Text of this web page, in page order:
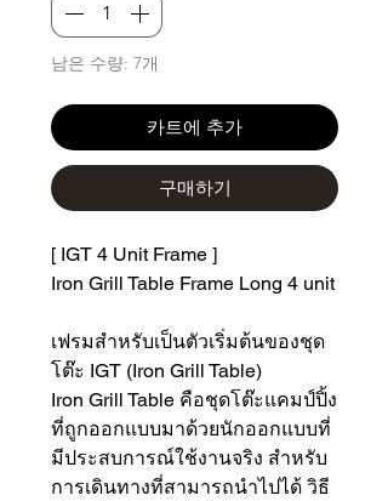
남은 수량: 7개
카트에 추가
구매하기
[ IGT 4 Unit Frame ]
Iron Grill Table Frame Long 4 unit
เฟรมสำหรับเป็นตัวเริ่มต้นของชุด
โต๊ะ IGT (Iron Grill Table)
Iron Grill Table คือชุดโต๊ะแคมป์ปิ้ง
ที่ถูกออกแบบมาด้วยนักออกแบบที่
มีประสบการณ์ใช้งานจริง สำหรับ
การเดินทางที่สามารถนำไปได้ วิธี